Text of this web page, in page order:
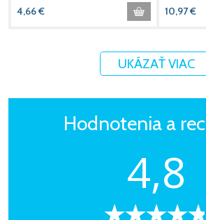
4,66€ 10,97€
UKÁZAŤ VIAC
Hodnotenia a
4,8